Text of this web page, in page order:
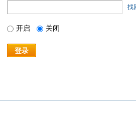
找
开启 关闭
登录